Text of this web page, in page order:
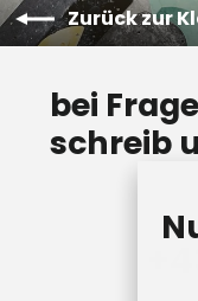
Zurück zur
bei
schreib